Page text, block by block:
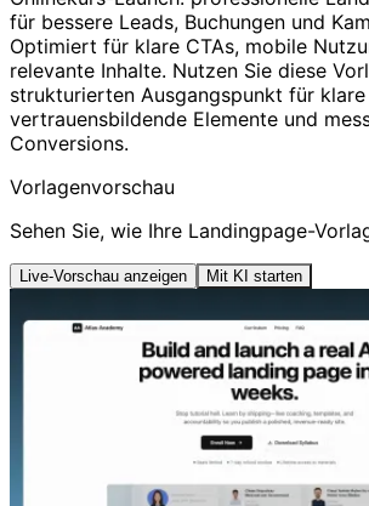
für bessere Leads, Buchungen und
Optimiert für klare CTAs, mobile
relevante Inhalte. Nutzen Sie diese
strukturierten Ausgangspunkt für
vertrauensbildende Elemente und
Conversions.
Vorlagenvorschau
Sehen Sie, wie Ihre Landingpage-
Live-Vorschau anzeigen Mit KI starten